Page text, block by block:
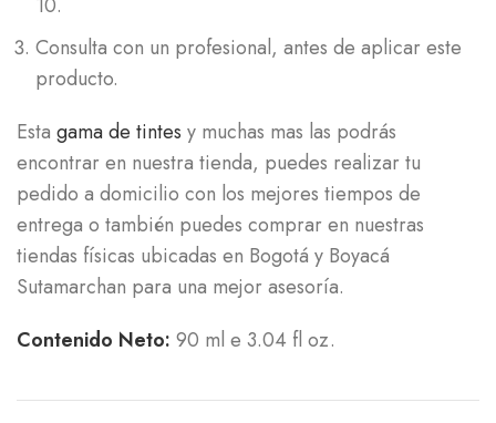
10.
Consulta con un profesional, antes de aplicar este
producto.
Esta gama de tintes y muchas mas las podrás
encontrar en nuestra tienda, puedes realizar tu
pedido a domicilio con los mejores tiempos de
entrega o también puedes comprar en nuestras
tiendas físicas ubicadas en Bogotá y Boyacá
Sutamarchan para una mejor asesoría.
Contenido Neto: 90 ml e 3.04 fl oz.